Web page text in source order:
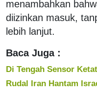
menambahkan
diizinkan masuk,
lebih lanjut.
Baca Juga :
Di Tengah Sensor
Rudal Iran Hantam